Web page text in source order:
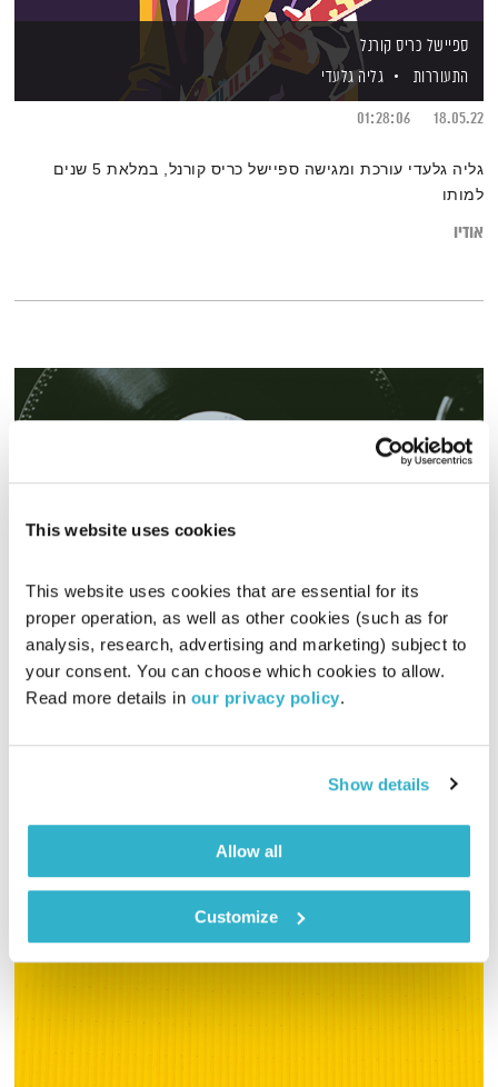
This website uses cookies
This website uses cookies that are essential for its
proper operation, as well as other cookies (such as for
analysis, research, advertising and marketing) subject to
your consent. You can choose which cookies to allow.
Read more details in our privacy policy.
Show details
Allow all
Customize
ספיישל כריס קורנל
התעוררות
גליה גלעדי
18.05.22
01:28:06
גליה גלעדי עורכת ומגישה ספיישל כריס קורנל, במלאת 5 שנים
למותו
אודיו
המחסן של יוסי בבליקי – 25.6.20
המחסן של יוסי בבליקי
רובן להבויוסי בבליקי
יוסי בבליקי עם שעתיים של מוזיקה טובה הישר מהמחסן הביתי
אודיו